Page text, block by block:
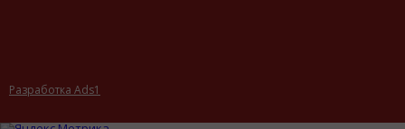
Разработка Ads1